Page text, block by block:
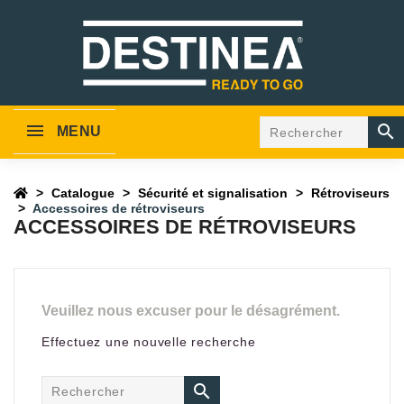
MENU 
Catalogue Sécurité et signalisation
Rétroviseurs
Accessoires de rétroviseurs
ACCESSOIRES DE RÉTROVISEURS
Veuillez nous excuser pour le désagrément.
Effectuez une nouvelle recherche
